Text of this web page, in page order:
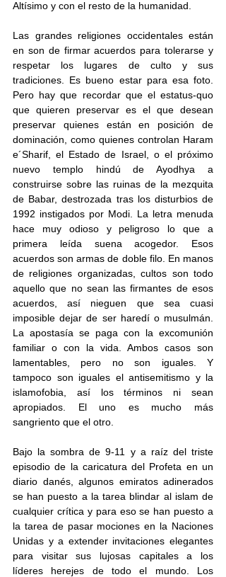
Altísimo y con el resto de la humanidad.
Las grandes religiones occidentales están
en son de firmar acuerdos para tolerarse y
respetar los lugares de culto y sus
tradiciones. Es bueno estar para esa foto.
Pero hay que recordar que el estatus-quo
que quieren preservar es el que desean
preservar quienes están en posición de
dominación, como quienes controlan Haram
e´Sharif, el Estado de Israel, o el próximo
nuevo templo hindú de Ayodhya a
construirse sobre las ruinas de la mezquita
de Babar, destrozada tras los disturbios de
1992 instigados por Modi. La letra menuda
hace muy odioso y peligroso lo que a
primera leída suena acogedor. Esos
acuerdos son armas de doble filo. En manos
de religiones organizadas, cultos son todo
aquello que no sean las firmantes de esos
acuerdos, así nieguen que sea cuasi
imposible dejar de ser haredí o musulmán.
La apostasía se paga con la excomunión
familiar o con la vida. Ambos casos son
lamentables, pero no son iguales. Y
tampoco son iguales el antisemitismo y la
islamofobia, así los términos ni sean
apropiados. El uno es mucho más
sangriento que el otro.
Bajo la sombra de 9-11 y a raíz del triste
episodio de la caricatura del Profeta en un
diario danés, algunos emiratos adinerados
se han puesto a la tarea blindar al islam de
cualquier crítica y para eso se han puesto a
la tarea de pasar mociones en la Naciones
Unidas y a extender invitaciones elegantes
para visitar sus lujosas capitales a los
líderes herejes de todo el mundo. Los